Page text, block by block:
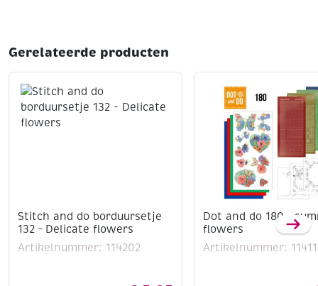
Gerelateerde producten
Stitch and do borduursetje
132 – Delicate flowers
Artikelnummer: 114202
Dot and do 180 –
flowers
Artikelnummer: